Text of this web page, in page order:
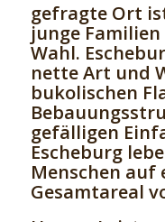
gefragte Ort
junge
Wahl.
nette Art und
bukolischen
gefälligen
Escheburg
Menschen auf
Gesamtareal